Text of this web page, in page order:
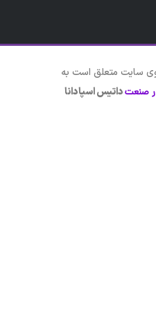
متعلق است به
داتیس اسپادانا